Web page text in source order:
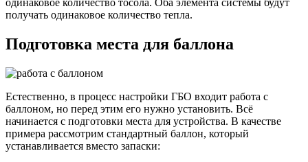
получать одинаковое количество тепла.
Подготовка места для баллона
Естественно, в процесс настройки ГБО входит работа с
баллоном, но перед этим его нужно установить. Всё
начинается с подготовки места для устройства. В качестве
примера рассмотрим стандартный баллон, который
устанавливается вместо запаски: